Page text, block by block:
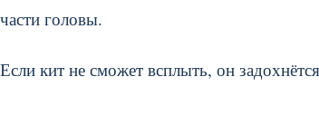
части головы.
Если кит не сможет всплыть, он